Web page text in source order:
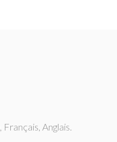
Anglais.